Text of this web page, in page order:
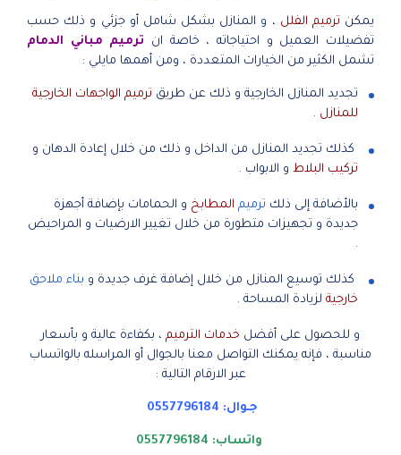
يمكن ترميم الفلل ، و المنازل بشكل شامل أو جزئي و ذلك حسب
تفضيلات العميل و احتياجاته ، خاصة ان ترميم مباني الدمام
تشمل الكثير من الخيارات المتعددة ، ومن أهمها مايلي :
تجديد المنازل الخارجية و ذلك عن طريق ترميم الواجهات الخارجية
للمنازل .
كذلك تجديد المنازل من الداخل و ذلك من خلال إعادة الدهان و
تركيب البلاط و الابواب .
بالأضافة إلى ذلك ترميم المطابخ و الحمامات بإضافة أجهزة
جديدة و تجهيزات متطورة من خلال تغيير الارضيات و المراحيض
.
كذلك توسيع المنازل من خلال إضافة غرف جديدة و بناء ملاحق
خارجية لزيادة المساحة .
و للحصول على أفضل خدمات الترميم ، بكفاءة عالية و بأسعار
مناسبة ، فإنه يمكنك التواصل معنا بالجوال أو المراسله بالواتساب
عبر الارقام التالية :
جـوال: 0557796184
واتساب: 0557796184